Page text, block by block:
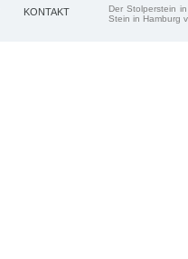
KONTAKT
Der Stolperstein
Stein in Hamburg